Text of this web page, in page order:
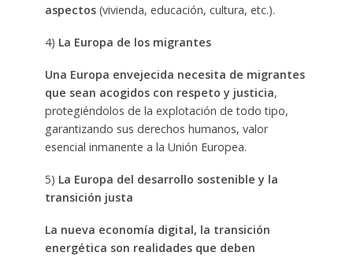
aspectos(vivienda, educación, cultura, etc.).
4) La Europa de los migrantes
Una Europa envejecida necesita de migrantes
que sean acogidos con respeto y justicia,
protegiéndolos de la explotación de todo tipo,
garantizando sus derechos humanos, valor
esencial inmanente a la Unión Europea.
5) La Europa del desarrollo sostenible y la
transición justa
La nueva economía digital, la transición
energética son realidades que deben